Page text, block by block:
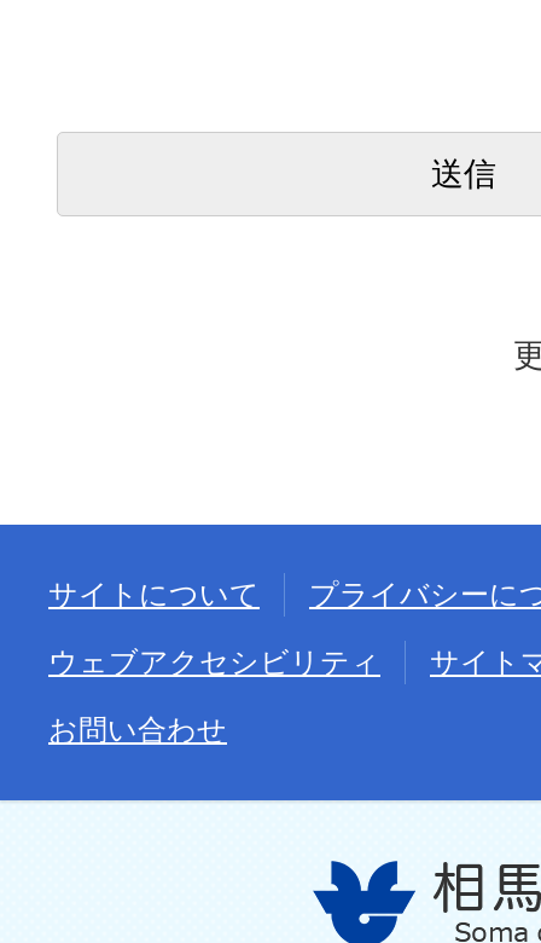
サイトについて
プライバシーに
ウェブアクセシビリティ
サイト
お問い合わせ